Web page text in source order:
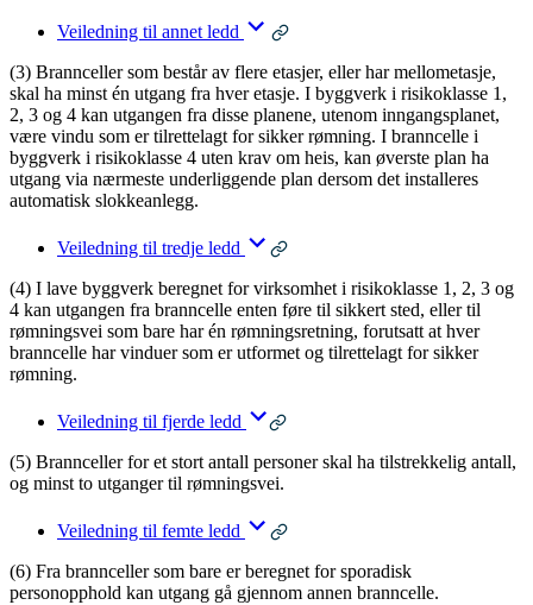
Veiledning til annet ledd
(3) Brannceller som består av flere etasjer, eller har mellometasje,
skal ha minst én utgang fra hver etasje. I byggverk i risikoklasse 1,
2, 3 og 4 kan utgangen fra disse planene, utenom inngangsplanet,
være vindu som er tilrettelagt for sikker rømning. I branncelle i
byggverk i risikoklasse 4 uten krav om heis, kan øverste plan ha
utgang via nærmeste underliggende plan dersom det installeres
automatisk slokkeanlegg.
Veiledning til tredje ledd
(4) I lave byggverk beregnet for virksomhet i risikoklasse 1, 2, 3 og
4 kan utgangen fra branncelle enten føre til sikkert sted, eller til
rømningsvei som bare har én rømningsretning, forutsatt at hver
branncelle har vinduer som er utformet og tilrettelagt for sikker
rømning.
Veiledning til fjerde ledd
(5) Brannceller for et stort antall personer skal ha tilstrekkelig antall,
og minst to utganger til rømningsvei.
Veiledning til femte ledd
(6) Fra brannceller som bare er beregnet for sporadisk
personopphold kan utgang gå gjennom annen branncelle.